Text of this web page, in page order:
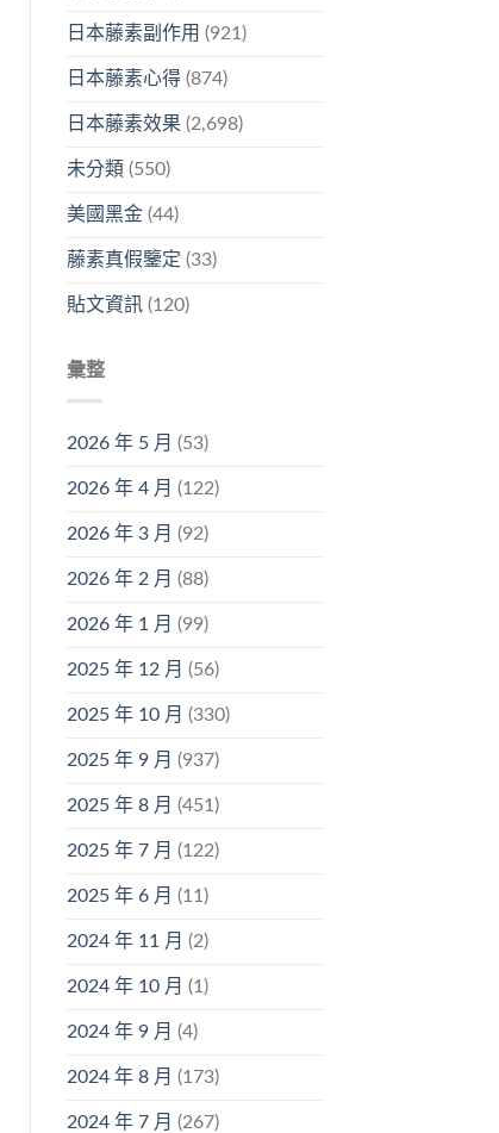
日本藤素副作用 (921)
日本藤素心得(874)
日本藤素效果 (2,698)
未分類 (550)
美國黑金(44)
藤素真假鑒定 (33)
貼文資訊(120)
彙整
2026 年 5 月 (53)
2026 年 4 月 (122)
2026 年 3 月 (92)
2026 年 2 月 (88)
2026 年 1 月 (99)
2025 年 12 月 (56)
2025 年 10 月 (330)
2025 年 9 月 (937)
2025 年 8 月 (451)
2025 年 7 月 (122)
2025 年 6 月 (11)
2024 年 11 月 (2)
2024 年 10 月 (1)
2024 年 9 月 (4)
2024 年 8 月 (173)
2024 年 7 月 (267)